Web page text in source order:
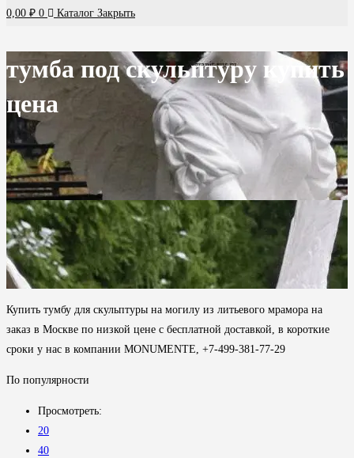
0,00 ₽ 0 Каталог Закрыть
тумба под скульптуру купить
цена
Купить тумбу для скульптуры на могилу из литьевого мрамора на
заказ в Москве по низкой цене с бесплатной доставкой, в короткие
сроки у нас в компании MONUMENTE, +7-499-381-77-29
По популярности
Просмотреть:
20
40